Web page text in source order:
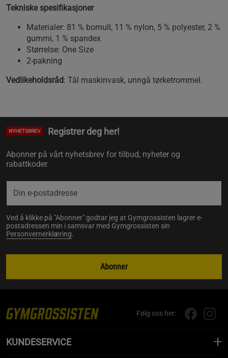
Tekniske spesifikasjoner
Materialer: 81 % bomull, 11 % nylon, 5 % polyester, 2 %
gummi, 1 % spandex
Størrelse: One Size
2-pakning
Vedlikeholdsråd: Tål maskinvask, unngå tørketrommel.
NYHETSBREV Registrer deg her!
Abonner på vårt nyhetsbrev for tilbud, nyheter og
rabattkoder.
Ved å klikke på "Abonner" godtar jeg at Gymgrossisten lagrer e-
postadressen min i samsvar med Gymgrossisten sin
Personvernerklæring.
Abonner
Følg oss her:
KUNDESERVICE